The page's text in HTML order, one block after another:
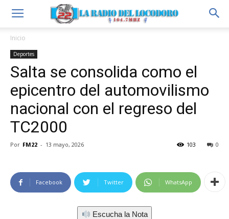
Inicio
Deportes
Salta se consolida como el
epicentro del automovilismo
nacional con el regreso del
TC2000
Por FM22 - 13 mayo, 2026 0
103
Facebook Twitter WhatsApp
Escucha la Nota